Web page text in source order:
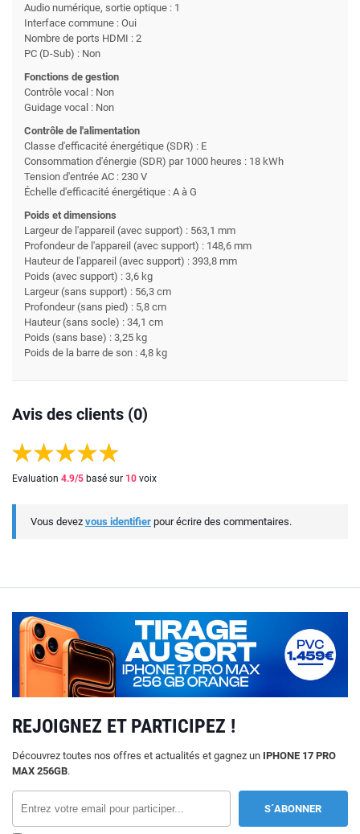
Audio numérique, sortie optique : 1
Interface commune : Oui
Nombre de ports HDMI : 2
PC (D-Sub) : Non
Fonctions de gestion
Contrôle vocal : Non
Guidage vocal : Non
Contrôle de l'alimentation
Classe d'efficacité énergétique (SDR) : E
Consommation d'énergie (SDR) par 1000 heures : 18 kWh
Tension d'entrée AC : 230 V
Échelle d'efficacité énergétique : A à G
Poids et dimensions
Largeur de l'appareil (avec support) : 563,1 mm
Profondeur de l'appareil (avec support) : 148,6 mm
Hauteur de l'appareil (avec support) : 393,8 mm
Poids (avec support) : 3,6 kg
Largeur (sans support) : 56,3 cm
Profondeur (sans pied) : 5,8 cm
Hauteur (sans socle) : 34,1 cm
Poids (sans base) : 3,25 kg
Poids de la barre de son : 4,8 kg
Avis des clients (0)
Evaluation 4.9/5 basé sur 10 voix
Vous devez vous identifier pour écrire des commentaires.
REJOIGNEZ ET PARTICIPEZ !
Découvrez toutes nos offres et actualités et gagnez un IPHONE 17 PRO
MAX 256GB.